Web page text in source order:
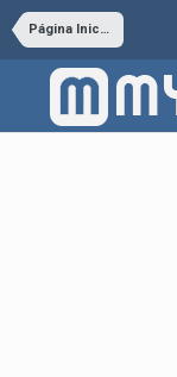
Página Inicial